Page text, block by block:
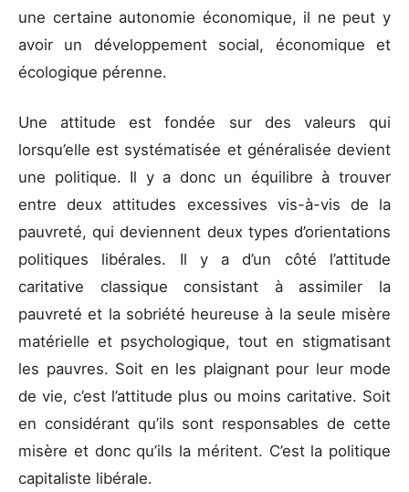
une certaine autonomie économique, il ne peut y
avoir un développement social, économique et
écologique pérenne.
Une attitude est fondée sur des valeurs qui
lorsqu’elle est systématisée et généralisée devient
une politique. Il y a donc un équilibre à trouver
entre deux attitudes excessives vis-à-vis de la
pauvreté, qui deviennent deux types d’orientations
politiques libérales. Il y a d’un côté l’attitude
caritative classique consistant à assimiler la
pauvreté et la sobriété heureuse à la seule misère
matérielle et psychologique, tout en stigmatisant
les pauvres. Soit en les plaignant pour leur mode
de vie, c’est l’attitude plus ou moins caritative. Soit
en considérant qu’ils sont responsables de cette
misère et donc qu’ils la méritent. C’est la politique
capitaliste libérale.